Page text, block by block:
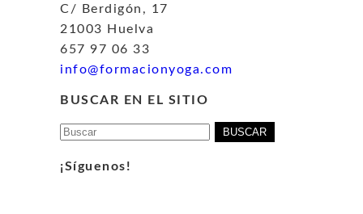
C/ Berdigón, 17
21003 Huelva
657 97 06 33
info@formacionyoga.com
BUSCAR EN EL SITIO
Buscar:
¡Síguenos!